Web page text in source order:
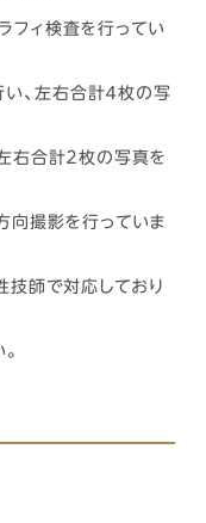
フィ検査を行ってい
い、左右合計４枚の写
右合計２枚の写真を
向撮影を行っていま
技師で対応しており